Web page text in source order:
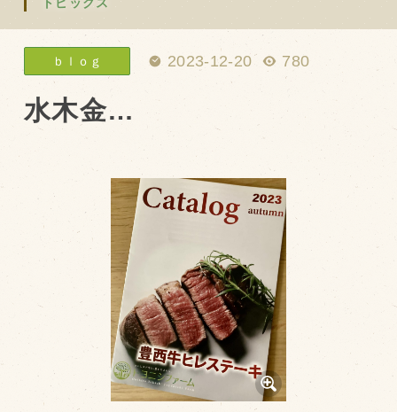
ｂｌｏｇ 2023-12-20 780
水木金…
採用情報
企業ご案内
会社概要・沿革
アクセス
トピックス（新着順）
お知らせ
お客様の声
オリジナル投稿レシピ
十勝帯広の観光
採用情報